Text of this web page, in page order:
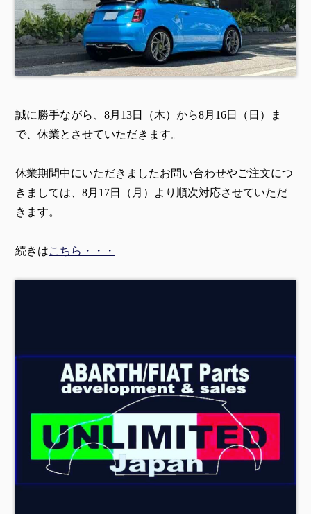
誠に勝手ながら、8月13日（木）から8月16日（日）ま
で、休業とさせていただきます。
休業期間中にいただきましたお問い合わせやご注文につ
きましては、8月17日（月）より順次対応させていただ
きます。
続きはこちら・・・